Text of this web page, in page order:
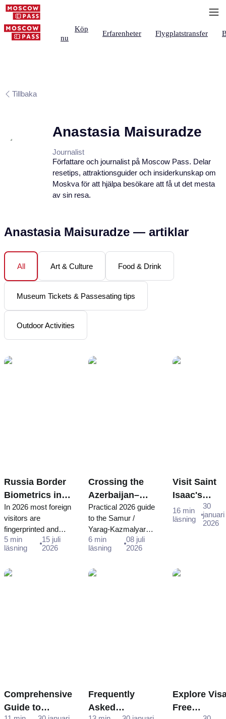
Köp
nu
Erfarenheter Flygplatstransfer
Tillbaka
Anastasia Maisuradze
Journalist
Författare och journalist på Moscow Pass. Delar
resetips, attraktionsguider och insiderkunskap om
Moskva för att hjälpa besökare att få ut det mesta
av sin resa.
Anastasia Maisuradze — artiklar
All Art & Culture Food & Drink
Museum Tickets & Passesating tips
Outdoor Activities
Russia Border
Biometrics in
2026:
Fingerprints
and Facial
Scans for
Travellers
In 2026 most foreign
visitors are
fingerprinted and
photographed at
Russia's border.
what happens, the
5 min
läsning
15 juli
2026
Crossing the
Azerbaijan–
Russia Land
Border in 2026:
Samur / Yarag-
Kazmalyar
Practical 2026 guide
to the Samur /
Yarag-Kazmalyar
crossing: why it's
effectively one-way
you need a consular
6 min
läsning
08 juli
2026
Visit Saint
Isaac's
Cathedral in
St
Schedule
16 min
läsning
30
januari
2026
Comprehensive
Guide to
Frequently
Asked
Explore
Free